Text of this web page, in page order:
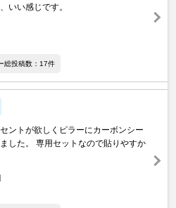
いい感じです。
総投稿数：17件
ントが欲しくピラーにカーボンシー
した。 専用セットなので貼りやすか